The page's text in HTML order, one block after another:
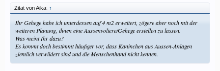
Zitat von Aika: ↑
Ihr Gehege habe ich unterdessen auf 4 m2 erweitert, zögere aber noch mit der
weiteren Planung, ihnen eine Aussenvoliere/Gehege erstellen zu lassen.
Was meint Ihr dazu?
Es kommt doch bestimmt häufiger vor, dass Kaninchen aus Aussen-Anlagen
ziemlich verwildert sind und die Menschenhand nicht kennen.